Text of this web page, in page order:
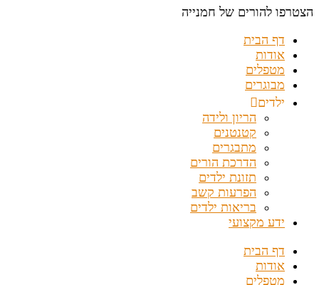
הצטרפו להורים של חמנייה
דף הבית
אודות
מטפלים
מבוגרים
ילדים
הריון ולידה
קטנטנים
מתבגרים
הדרכת הורים
תזונת ילדים
הפרעות קשב
בריאות ילדים
ידע מקצועי
דף הבית
אודות
מטפלים